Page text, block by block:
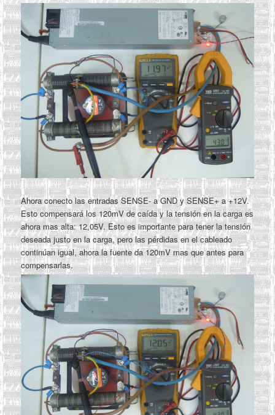
Ahora conecto las entradas SENSE- a GND y SENSE+ a +12V.
Esto compensará los 120mV de caída y la tensión en la carga es
ahora mas alta: 12,05V. Esto es importante para tener la tensión
deseada justo en la carga, pero las pérdidas en el cableado
continúan igual, ahora la fuente da 120mV mas que antes para
compensarlas.